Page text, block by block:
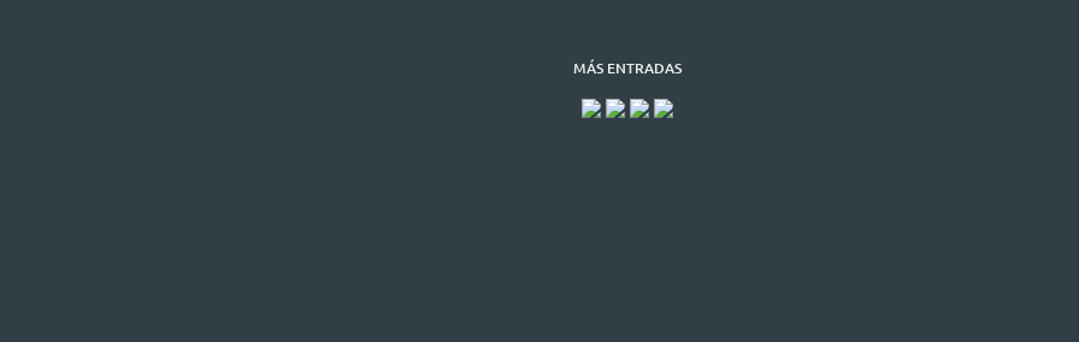
MÁS ENTRADAS